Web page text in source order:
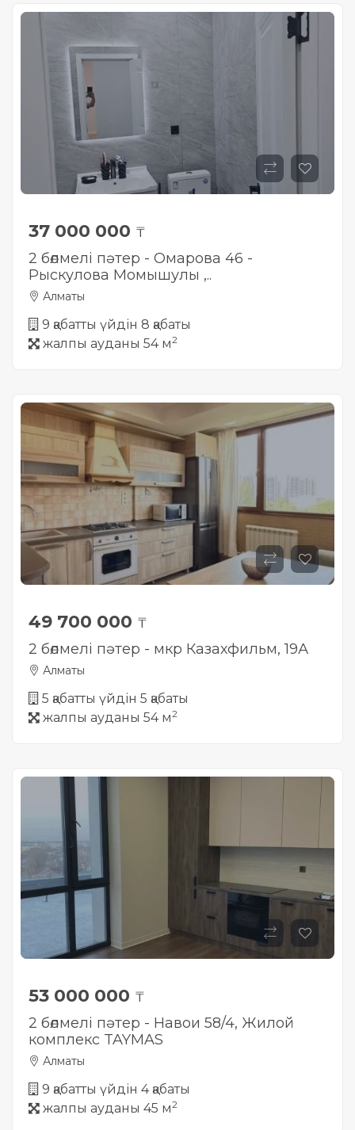
37 000 000 ₸
2 бөлмелі пәтер - Омарова 46 -
Рыскулова Момышулы ,..
Алматы
9 қабатты үйдін 8 қабаты
жалпы ауданы 54 м2
49 700 000 ₸
2 бөлмелі пәтер - мкр Казахфильм, 19А
Алматы
5 қабатты үйдін 5 қабаты
жалпы ауданы 54 м2
53 000 000 ₸
2 бөлмелі пәтер - Навои 58/4, Жилой
комплекс TAYMAS
Алматы
9 қабатты үйдін 4 қабаты
жалпы ауданы 45 м2